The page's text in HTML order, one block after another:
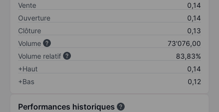
Vente
0,14
Ouverture
0,14
Clôture
0,13
Volume
73'076,00
Volume relatif
83,83%
+Haut
0,14
+Bas
0,12
Performances historiques